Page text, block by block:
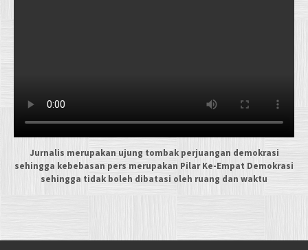
Jurnalis merupakan ujung tombak perjuangan demokrasi
sehingga kebebasan pers merupakan Pilar Ke-Empat Demokrasi
sehingga tidak boleh dibatasi oleh ruang dan waktu